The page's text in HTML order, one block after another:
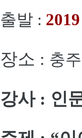
출발 :
장소 : 충
강사 : 인